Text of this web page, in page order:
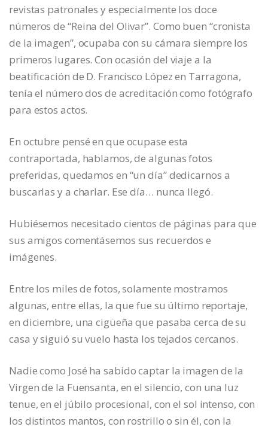
revistas patronales y especialmente los doce
números de “Reina del Olivar”. Como buen “cronista
de la imagen”, ocupaba con su cámara siempre los
primeros lugares. Con ocasión del viaje a la
beatificación de D. Francisco López en Tarragona,
tenía el número dos de acreditación como fotógrafo
para estos actos.
En octubre pensé en que ocupase esta
contraportada, hablamos, de algunas fotos
preferidas, quedamos en “un día” dedicarnos a
buscarlas y a charlar. Ese día… nunca llegó.
Hubiésemos necesitado cientos de páginas para que
sus amigos comentásemos sus recuerdos e
imágenes.
Entre los miles de fotos, solamente mostramos
algunas, entre ellas, la que fue su último reportaje,
en diciembre, una cigüeña que pasaba cerca de su
casa y siguió su vuelo hasta los tejados cercanos.
Nadie como José ha sabido captar la imagen de la
Virgen de la Fuensanta, en el silencio, con una luz
tenue, en el júbilo procesional, con el sol intenso, con
los distintos mantos, con rostrillo o sin él, con la